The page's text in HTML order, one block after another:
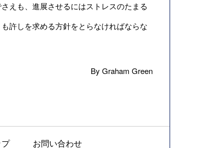
えも、進展させるにはストレスのたまる
許しを求める方針をとらなければならな
By Graham Green
お問い合わせ